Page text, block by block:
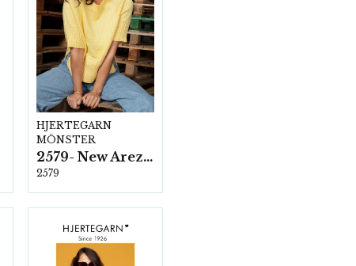
HJERTEGARN
MÖNSTER
2579- New Arezzo
2579